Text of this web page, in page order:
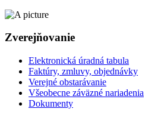
Zverejňovanie
Elektronická úradná tabula
Faktúry, zmluvy, objednávky
Verejné obstarávanie
Všeobecne záväzné nariadenia
Dokumenty